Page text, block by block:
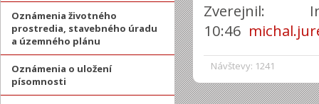
Oznámenia životného
prostredia, stavebného úradu
a územného plánu
Oznámenia o uložení
písomnosti
Návštevy: 1241
Zverejnil:
10:46